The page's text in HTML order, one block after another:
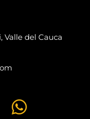
Valle del Cauca